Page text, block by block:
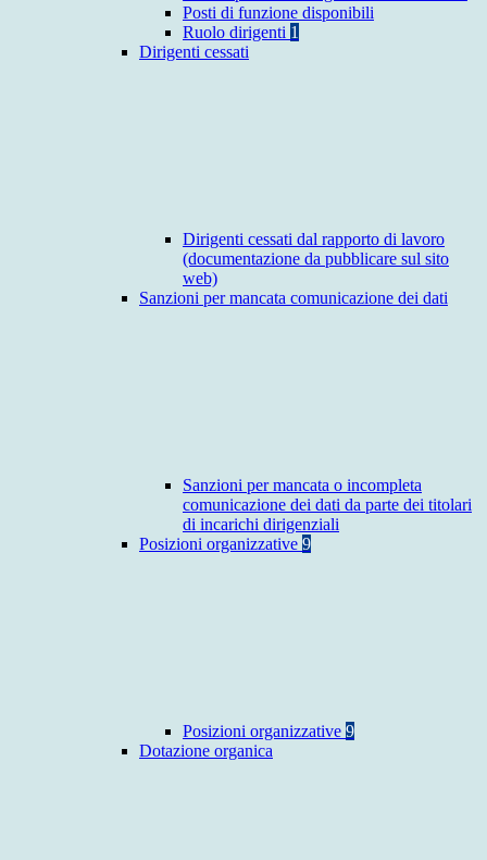
Posti di funzione disponibili
Ruolo dirigenti 1
Dirigenti cessati
Dirigenti cessati dal rapporto di lavoro
(documentazione da pubblicare sul sito
web)
Sanzioni per mancata comunicazione dei dati
Sanzioni per mancata o incompleta
comunicazione dei dati da parte dei titolari
di incarichi dirigenziali
Posizioni organizzative 9
Posizioni organizzative 9
Dotazione organica